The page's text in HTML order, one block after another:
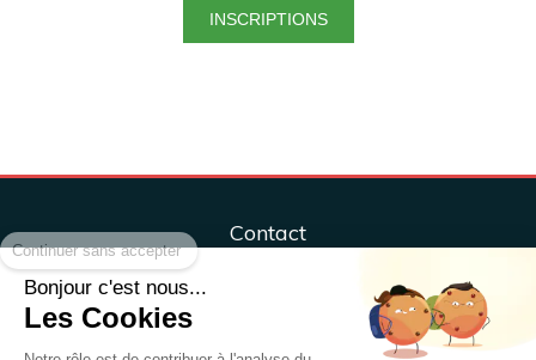
INSCRIPTIONS
Contact
Centre ÔM&Co, sport, santé, bien-être
ÔM&CO, Sport, Santé, Bien-être,
Bonjour c'est nous...
Les Cookies